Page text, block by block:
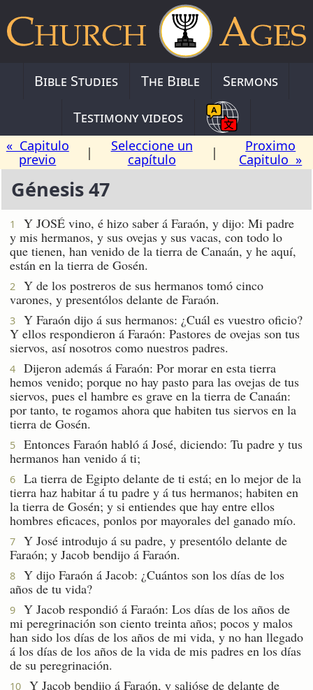
Bible Studies The Bible
Sermons
Testimony videos
« Capitulo
previo
|
Seleccione un
capítulo
|
Proximo
Capitulo »
Génesis 47
1
Y JOSÉ vino, é hizo saber á Faraón, y dijo: Mi padre
y mis hermanos, y sus ovejas y sus vacas, con todo lo
que tienen, han venido de la tierra de Canaán, y he aquí,
están en la tierra de Gosén.
2
Y de los postreros de sus hermanos tomó cinco
varones, y presentólos delante de Faraón.
3
Y Faraón dijo á sus hermanos: ¿Cuál es vuestro oficio?
Y ellos respondieron á Faraón: Pastores de ovejas son tus
siervos, así nosotros como nuestros padres.
4
Dijeron además á Faraón: Por morar en esta tierra
hemos venido; porque no hay pasto para las ovejas de tus
siervos, pues el hambre es grave en la tierra de Canaán:
por tanto, te rogamos ahora que habiten tus siervos en la
tierra de Gosén.
5
Entonces Faraón habló á José, diciendo: Tu padre y tus
hermanos han venido á ti;
6
La tierra de Egipto delante de ti está; en lo mejor de la
tierra haz habitar á tu padre y á tus hermanos; habiten en
la tierra de Gosén; y si entiendes que hay entre ellos
hombres eficaces, ponlos por mayorales del ganado mío.
7
Y José introdujo á su padre, y presentólo delante de
Faraón; y Jacob bendijo á Faraón.
8
Y dijo Faraón á Jacob: ¿Cuántos son los días de los
años de tu vida?
9
Y Jacob respondió á Faraón: Los días de los años de
mi peregrinación son ciento treinta años; pocos y malos
han sido los días de los años de mi vida, y no han llegado
á los días de los años de la vida de mis padres en los días
de su peregrinación.
10
Y Jacob bendijo á Faraón, y salióse de delante de